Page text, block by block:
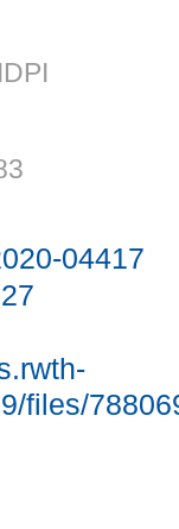
04417
files/